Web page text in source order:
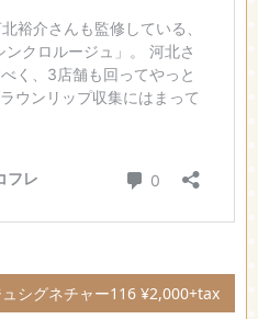
シグネチャー116 ¥2,000+tax